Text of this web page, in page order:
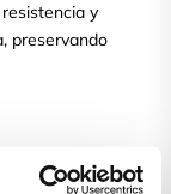
y
preservando